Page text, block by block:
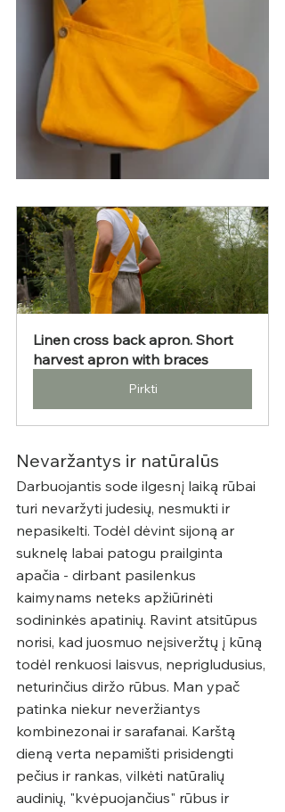
Linen cross back apron. Short
harvest apron with braces
Pirkti
Nevaržantys ir natūralūs
Darbuojantis sode ilgesnį laiką rūbai
turi nevaržyti judesių, nesmukti ir
nepasikelti. Todėl dėvint sijoną ar
suknelę labai patogu prailginta
apačia - dirbant pasilenkus
kaimynams neteks apžiūrinėti
sodininkės apatinių. Ravint atsitūpus
norisi, kad juosmuo neįsiveržtų į kūną
todėl renkuosi laisvus, neprigludusius,
neturinčius diržo rūbus. Man ypač
patinka niekur neveržiantys
kombinezonai ir sarafanai. Karštą
dieną verta nepamišti prisidengti
pečius ir rankas, vilkėti natūralių
audinių, "kvėpuojančius" rūbus ir